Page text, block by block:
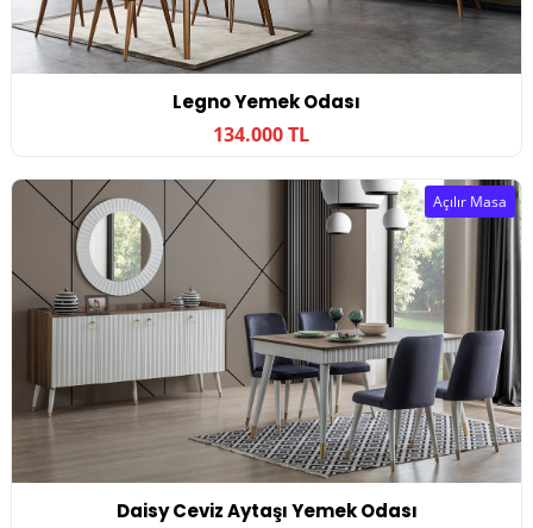
Legno Yemek Odası
134.000 TL
Daisy Ceviz Aytaşı Yemek Odası
Açılır Masa